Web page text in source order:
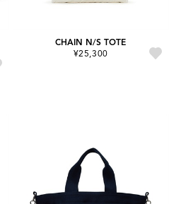
CHAIN N/S TOTE
¥25,300